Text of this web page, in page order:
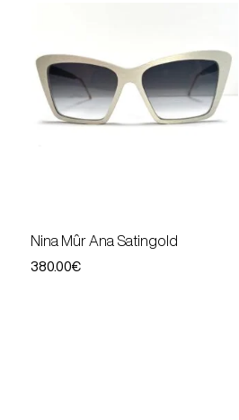
Nina Mûr Ana Satingold
380.00€